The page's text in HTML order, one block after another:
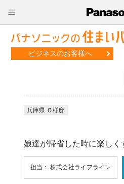
ビジネスのお客様へ
兵庫県 Ｏ様邸
娘達が帰省した時に楽しく
担当： 株式会社ライフライン